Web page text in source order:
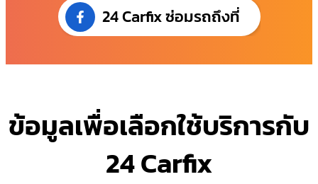
24 Carfix ซ่อมรถถึงที่
ข้อมูลเพื่อเลือกใช้บริการกับ
24 Carfix